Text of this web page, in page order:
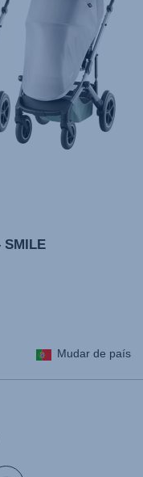
язык)
polski)
jazyk)
език)
valoda)
kalba)
română)
SMILE
Mudar de país